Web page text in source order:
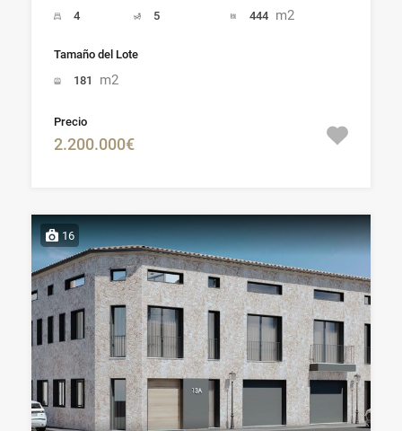
4
5
444 m2
Tamaño del Lote
181
m2
Precio
2.200.000€
16